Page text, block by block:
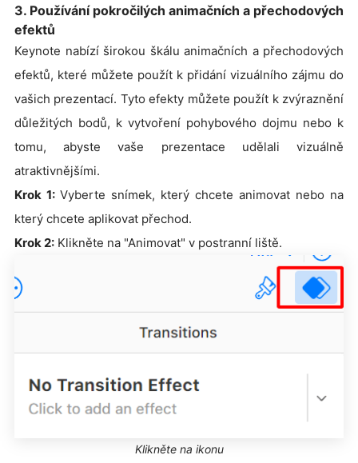
3. Používání pokročilých animačních a přechodových
efektů
Keynote nabízí širokou škálu animačních a přechodových
efektů, které můžete použít k přidání vizuálního zájmu do
vašich prezentací. Tyto efekty můžete použít k zvýraznění
důležitých bodů, k vytvoření pohybového dojmu nebo k
tomu, abyste vaše prezentace udělali vizuálně
atraktivnějšími.
Krok 1: Vyberte snímek, který chcete animovat nebo na
který chcete aplikovat přechod.
Krok 2: Klikněte na "Animovat" v postranní liště.
Klikněte na ikonu